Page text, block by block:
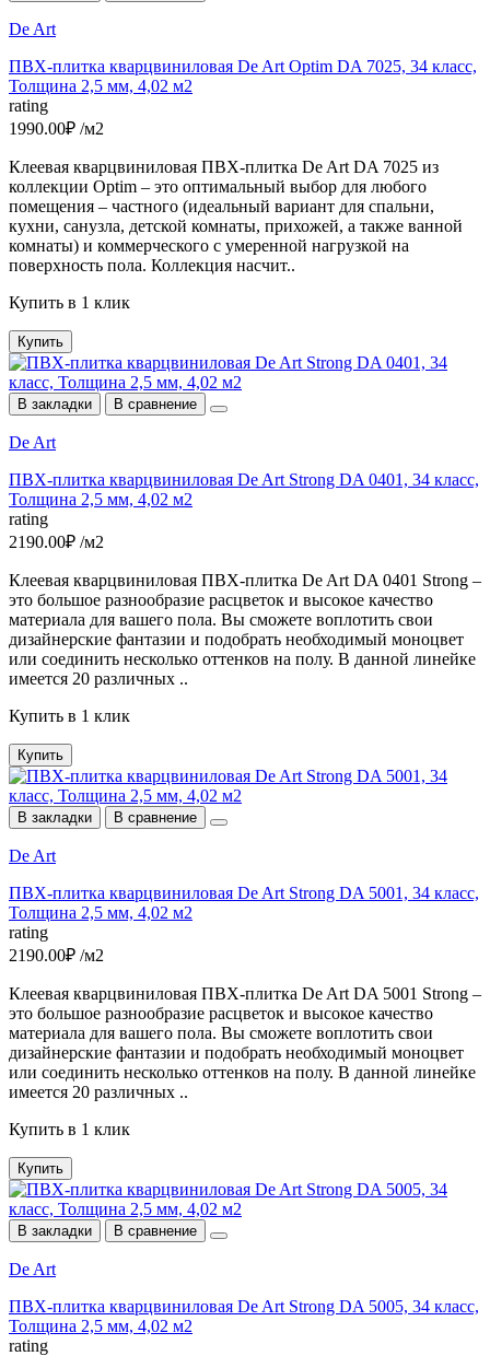
De Art
ПВХ-плитка кварцвиниловая De Art Optim DA 7025, 34 класс,
Толщина 2,5 мм, 4,02 м2
rating
1990.00₽ /м2
Клеевая кварцвиниловая ПВХ-плитка De Art DA 7025 из
коллекции Optim – это оптимальный выбор для любого
помещения – частного (идеальный вариант для спальни,
кухни, санузла, детской комнаты, прихожей, а также ванной
комнаты) и коммерческого с умеренной нагрузкой на
поверхность пола. Коллекция насчит..
Купить в 1 клик
Купить
В закладки В сравнение
De Art
ПВХ-плитка кварцвиниловая De Art Strong DA 0401, 34 класс,
Толщина 2,5 мм, 4,02 м2
rating
2190.00₽ /м2
Клеевая кварцвиниловая ПВХ-плитка De Art DA 0401 Strong –
это большое разнообразие расцветок и высокое качество
материала для вашего пола. Вы сможете воплотить свои
дизайнерские фантазии и подобрать необходимый моноцвет
или соединить несколько оттенков на полу. В данной линейке
имеется 20 различных ..
Купить в 1 клик
Купить
В закладки В сравнение
De Art
ПВХ-плитка кварцвиниловая De Art Strong DA 5001, 34 класс,
Толщина 2,5 мм, 4,02 м2
rating
2190.00₽ /м2
Клеевая кварцвиниловая ПВХ-плитка De Art DA 5001 Strong –
это большое разнообразие расцветок и высокое качество
материала для вашего пола. Вы сможете воплотить свои
дизайнерские фантазии и подобрать необходимый моноцвет
или соединить несколько оттенков на полу. В данной линейке
имеется 20 различных ..
Купить в 1 клик
Купить
В закладки В сравнение
De Art
ПВХ-плитка кварцвиниловая De Art Strong DA 5005, 34 класс,
Толщина 2,5 мм, 4,02 м2
rating